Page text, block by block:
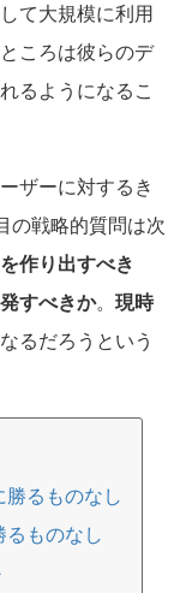
て大規模に利用
ころは彼らのデ
るようになるこ
ザーに対するき
の戦略的質問は次
作り出すべき
すべきか。 現時
るだろうという
るものなし
ものなし